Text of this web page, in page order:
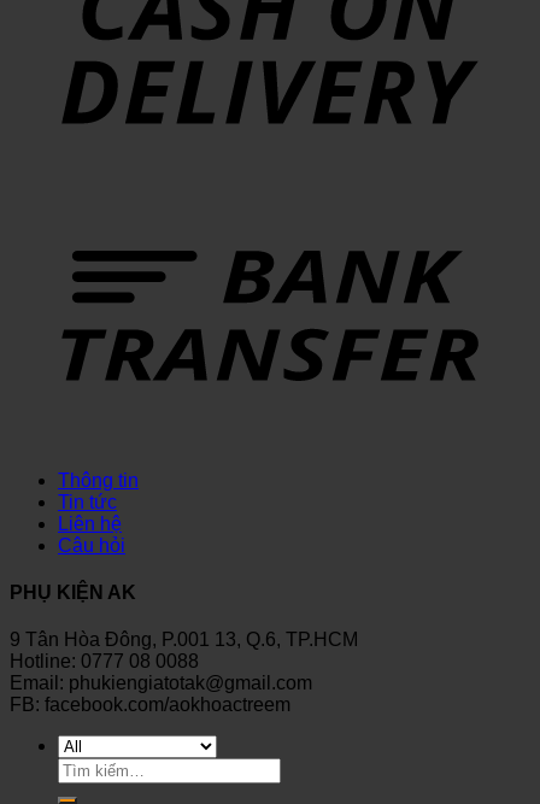
Thông tin
Tin tức
Liên hệ
Câu hỏi
PHỤ KIỆN AK
9 Tân Hòa Đông, P.001 13, Q.6, TP.HCM
Hotline: 0777 08 0088
Email: phukiengiatotak@gmail.com
FB: facebook.com/aokhoactreem
Tìm
kiếm: